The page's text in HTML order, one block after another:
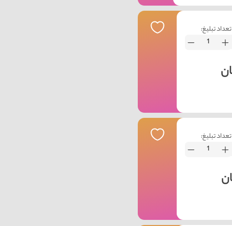
تعداد تبلیغ:
تعداد تبلیغ: